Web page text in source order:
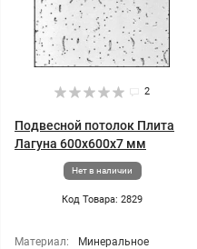
2
Подвесной потолок Плита
Лагуна 600x600x7 мм
Нет в наличии
Код Товара: 2829
Материал:
Минеральное